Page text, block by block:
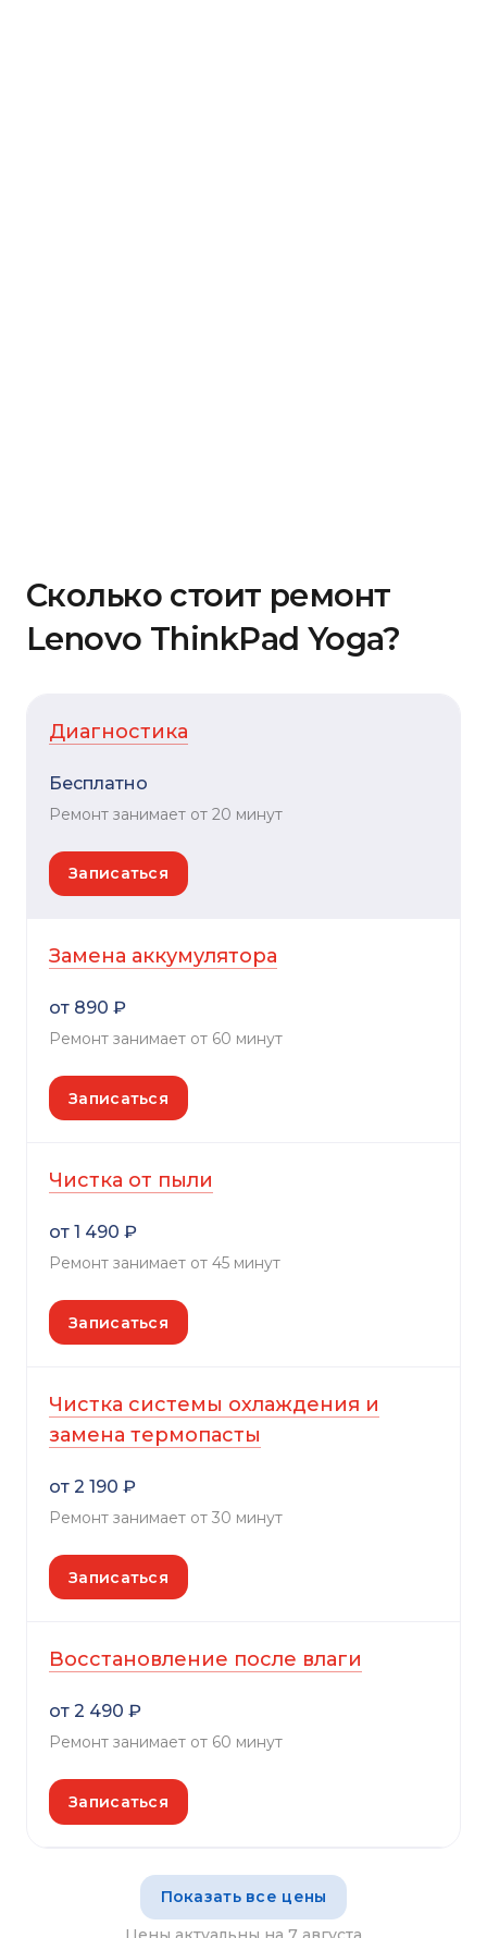
Сколько стоит ремонт
Lenovo ThinkPad Yoga?
Диагностика
Бесплатно
Ремонт занимает от 20 минут
Записаться
Замена аккумулятора
от 890 ₽
Ремонт занимает от 60 минут
Записаться
Чистка от пыли
от 1 490 ₽
Ремонт занимает от 45 минут
Записаться
Чистка системы охлаждения и
замена термопасты
от 2 190 ₽
Ремонт занимает от 30 минут
Записаться
Восстановление после влаги
от 2 490 ₽
Ремонт занимает от 60 минут
Записаться
Показать все цены